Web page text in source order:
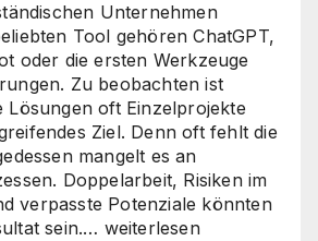
Unternehmen
Tool gehören ChatGPT,
oder die ersten Werkzeuge
Zu beobachten ist
Lösungen oft Einzelprojekte
Ziel. Denn oft fehlt die
mangelt es an
Doppelarbeit, Risiken im
verpasste Potenziale könnten
sein.… KI-
weiterlesen